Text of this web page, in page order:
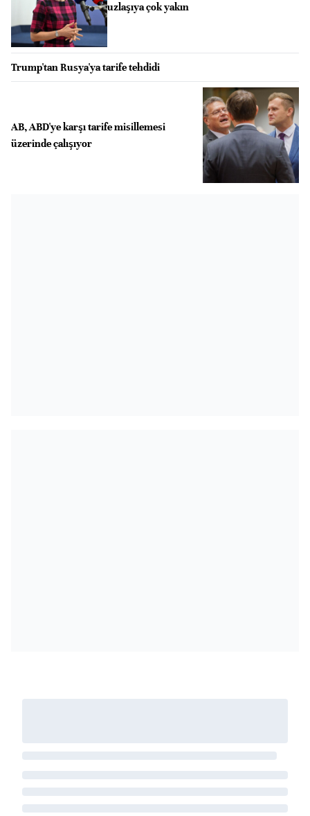
uzlaşıya çok yakın
Trump'tan Rusya'ya tarife tehdidi
AB, ABD'ye karşı tarife misillemesi
üzerinde çalışıyor